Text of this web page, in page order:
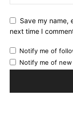
Save my name,
next time I
Notify me of
Notify me of